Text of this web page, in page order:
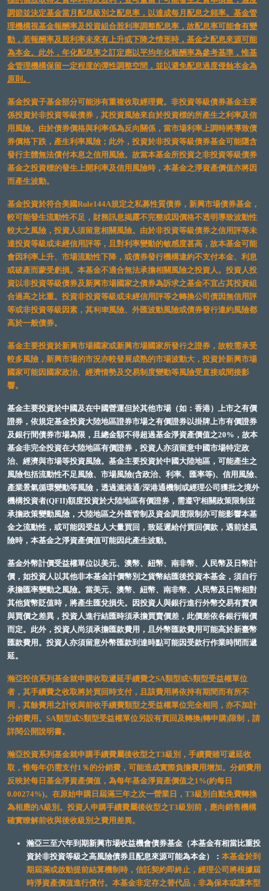
調節並決定基金當月配息級別之配息率，以達成每月配息之頻率。基金管
理機構視基金報酬率及投資組合股利率調整配息率，故配息率可能會有變
動，若報酬率及股利率未來有上升或下降之情形時，基金之配息來源可能
為本金。此外，年化配息率之訂定應以平均年化報酬率為參考基準，惟基
金管理機構保留一定程度的彈性調整空間，並以避免配息過度侵蝕本金為
原則。
基金投資子基金部分可能涉有重複收取經理費。非投資等級債券基金主要
係投資於非投資等級債券，其投資風險來自於投資標的所產生之利率及信
用風險。由於債券價格與利率係為反向關係，當市場利率上調時將導致債
券價格下跌，產生利率風險；此外，投資於非投資等級債券基金可能隱含
發行主體無法償付本息之信用風險。故當本基金所投資之非投資等級債券
基金之投資標的發生上開利率及信用風險時，本基金之淨資產價值亦將因
而產生波動。
基金投資於符合美國Rule144A規定之私募性質債券，新興市場債券基金，
較可能發生流動性不足，財務訊息揭露不完整或因價格不透明導致波動性
較大之風險，投資人須留意相關風險。由於非投資等級債券之信用評等未
達投資等級或未經信用評等，且對利率變動的敏感度甚高，故本基金可能
會因利率上升、市場流動性下降，或債券發行機構違約不支付本金、利息
或破產而蒙受虧損。本基金不適合無法承擔相關風險之投資人。投資人投
資以非投資等級債券及新興市場國家之債券為訴求之基金不宜占其投資組
合過高之比重。投資非投資等級或未經信用評等之轉換公司債因無信用評
等或非投資等級因素，其利率風險、外匯波動風險或債券發行違約風險都
高於一般債券。
基金主要投資於新興市場國家或新興市場國家所發行之證券，故較需承受
較多風險，新興市場的市況亦較發展成熟的市場波動大，投資於新興市場
國家可能因國家政治、經濟情勢及交易制度變動等風險受直接或間接影
響。
基金主要投資於中國及在中國營運但於其他市場（如：香港）上市之有價
證券，依規定基金投資大陸地區證券市場之有價證券以掛牌上市有價證券
及銀行間債券市場為限，且總金額不得超過基金淨資產價值之20%，故本
基金非完全投資在大陸地區有價證券，投資人亦須留意中國市場特定政
治、經濟與市場等投資風險。基金主要投資於中國大陸地區，可能產生之
風險包括流動性不足風險、市場風險(含政治、利率、匯率等)、信用風險、
產業景氣循環變動等風險，透過滬港通/深港通機制或經理公司獲批之境外
機構投資者(QFII)額度投資於大陸地區有價證券，需遵守相關政策限制並
承擔政策變動風險，大陸地區之外匯管制及資金調度限制亦可能影響本基
金之流動性，或可能因受益人大量買回，致延遲給付買回價款，遇前述風
險時，本基金之淨資產價值可能因此產生波動。
基金外幣計價受益權單位以美元、澳幣、紐幣、南非幣、人民幣及日幣計
價，如投資人以其他非本基金計價幣別之貨幣結匯後投資本基金，須自行
承擔匯率變動之風險。當美元、澳幣、紐幣、南非幣、人民幣及日幣相對
其他貨幣貶值時，將產生匯兌損失。因投資人與銀行進行外幣交易有賣價
與買價之差異，投資人進行結匯時須承擔買賣價差，此價差依各銀行報價
而定。此外，投資人尚須承擔匯款費用，且外幣匯款費用可能高於新臺幣
匯款費用。投資人亦須留意外幣匯款到達時點可能因受款行作業時間而遞
延。
瀚亞投信系列基金就申購收取遞延手續費之SA類型或S類型受益權單位
者，其手續費之收取將於買回時支付，且該費用將依持有期間而有所不
同，其餘費用之計收與前收手續費類型之受益權單位完全相同，亦不加計
分銷費用。SA類型或S類型受益權單位另設有買回及轉換(轉申購)限制，請
詳閱公開說明書。
瀚亞投資系列基金就申購手續費屬後收型之T3級別，手續費雖可遞延收
取，惟每年仍需支付1％的分銷費，可能造成實際負擔費用增加。分銷費用
反映於每日基金淨資產價值，為每年基金淨資產價值之1%(約每日
0.00274%)。在原始申購日屆滿三年之次一營業日，T3級別自動免費轉換
為相應的A級別。投資人申購手續費屬後收型之T3級別前，應向銷售機構
確實瞭解前收與後收級別之費用差異。
瀚亞三至六年到期新興市場收益機會債券基金（本基金有相當比重投
資於非投資等級之高風險債券且配息來源可能為本金）： 本基金於到
期屆滿或啟動提前結算機制時，信託契約即終止，經理公司將根據屆
時淨資產價值進行償付。本基金非定存之替代品，非為保本或護本型